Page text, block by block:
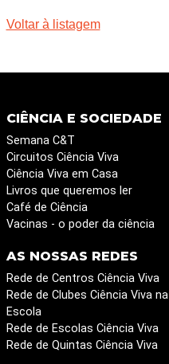
Voltar à listagem
CIÊNCIA E SOCIEDADE
Semana C&T
Circuitos Ciência Viva
Ciência Viva em Casa
Livros que queremos ler
Café de Ciência
Vacinas - o poder da ciência
AS NOSSAS REDES
Rede de Centros Ciência Viva
Rede de Clubes Ciência Viva na
Escola
Rede de Escolas Ciência Viva
Rede de Quintas Ciência Viva